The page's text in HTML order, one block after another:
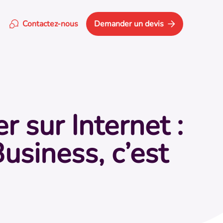
imprimés
fiche Google
de votre fiche
Contactez-nous Demander un devis
sur Internet :
c’est